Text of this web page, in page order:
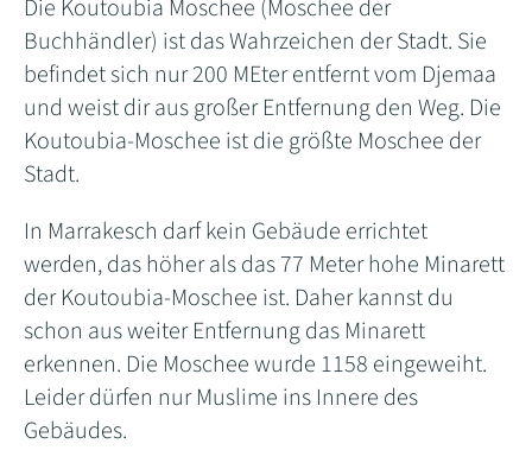
Die Koutoubia Moschee (Moschee der
Buchhändler) ist das Wahrzeichen der Stadt. Sie
befindet sich nur 200 MEter entfernt vom Djemaa
und weist dir aus großer Entfernung den Weg. Die
Koutoubia-Moschee ist die größte Moschee der
Stadt.
In Marrakesch darf kein Gebäude errichtet
werden, das höher als das 77 Meter hohe Minarett
der Koutoubia-Moschee ist. Daher kannst du
schon aus weiter Entfernung das Minarett
erkennen. Die Moschee wurde 1158 eingeweiht.
Leider dürfen nur Muslime ins Innere des
Gebäudes.